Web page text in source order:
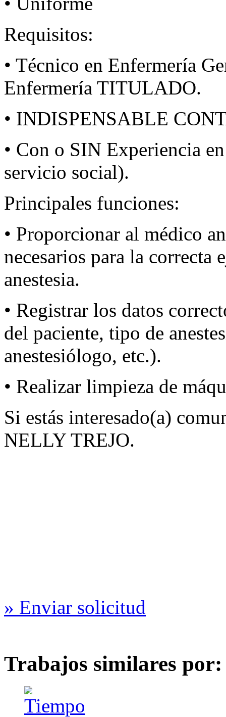
Requisitos:
• Técnico en Enfermería
Enfermería TITULADO.
• INDISPENSABLE
• Con o SIN Experiencia
servicio social).
Principales funciones:
• Proporcionar al médico
necesarios para la
anestesia.
• Registrar los datos
del paciente, tipo de
anestesiólogo, etc.).
• Realizar limpieza de
Si estás interesado(a)
NELLY TREJO.
» Enviar solicitud
Trabajos similares